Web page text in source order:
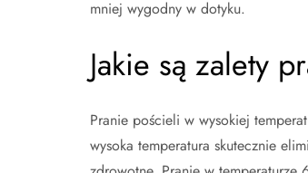
mniej wygodny w dotyku.
Jakie są zalety
Pranie pościeli w wysokiej
wysoka temperatura skutecznie